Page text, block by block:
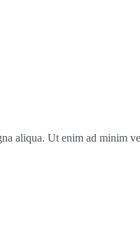
aliqua. Ut enim ad minim